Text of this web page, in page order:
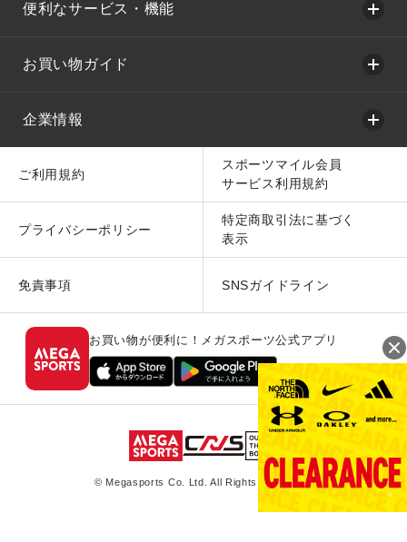
便利なサービス・機能
お買い物ガイド
企業情報
ご利用規約
スポーツマイル会員
サービス利用規約
プライバシーポリシー
特定商取引法に基づく
表示
免責事項 SNSガイドライン
お買い物が便利に！メガスポーツ公式アプリ
© Megasports Co. Ltd. All Rights Reserved.